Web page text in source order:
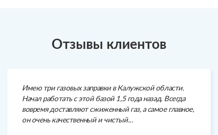
Отзывы клиентов
Имею три газовых заправки в Калужской области.
Начал работать с этой базой 1,5 года назад. Всегда
вовремя доставляют сжиженный газ, а самое главное,
он очень качественный и чистый...